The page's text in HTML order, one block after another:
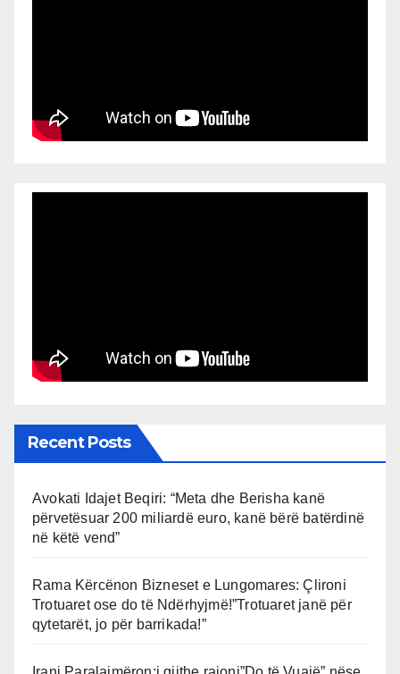
Recent Posts
Avokati Idajet Beqiri: “Meta dhe Berisha kanë
përvetësuar 200 miliardë euro, kanë bërë batërdinë
në këtë vend”
Rama Kërcënon Bizneset e Lungomares: Çlironi
Trotuaret ose do të Ndërhyjmë!”Trotuaret janë për
qytetarët, jo për barrikada!”